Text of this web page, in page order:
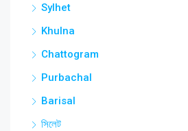
Sylhet
Khulna
Chattogram
Purbachal
Barisal
সিলেট